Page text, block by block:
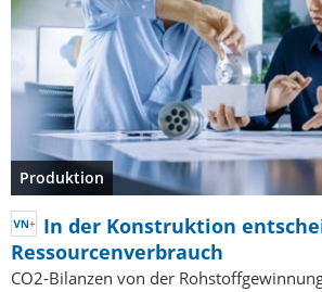
Produktion
In der Konstruktion
Ressourcenverbrauch
CO2-Bilanzen von der